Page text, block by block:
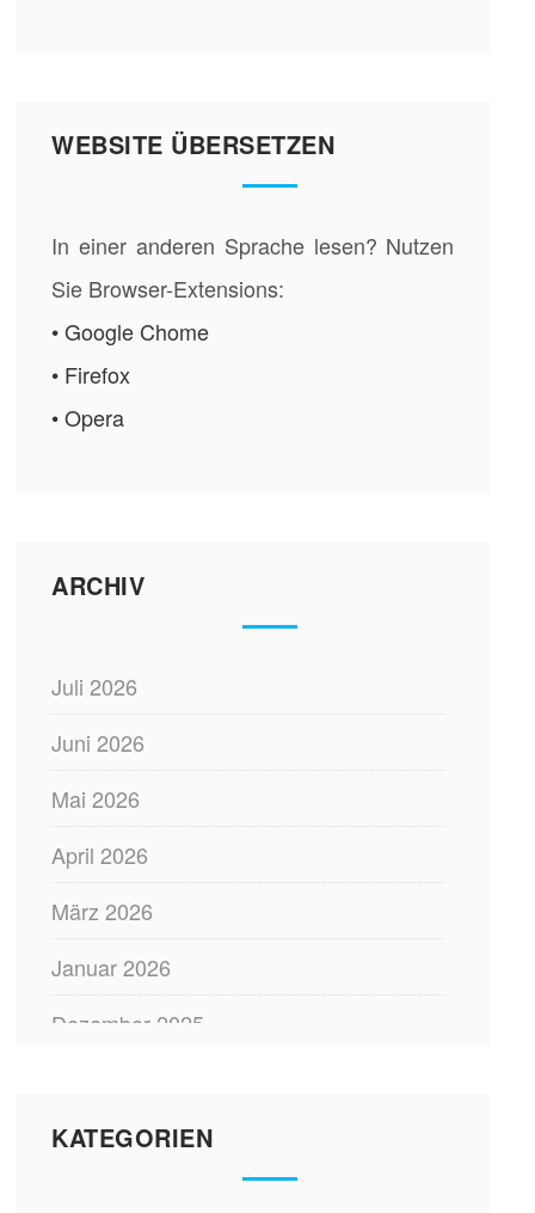
WEBSITE ÜBERSETZEN
In einer anderen Sprache lesen? Nutzen
Sie Browser-Extensions:
• Google Chome
• Firefox
• Opera
ARCHIV
Juli 2026
Juni 2026
Mai 2026
April 2026
März 2026
Januar 2026
Dezember 2025
Oktober 2025
KATEGORIEN